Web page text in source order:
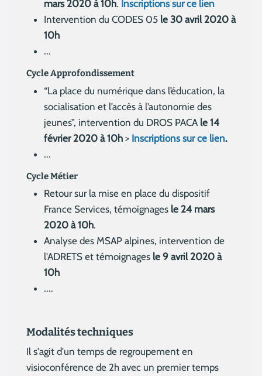
mars 2020 à 10h. Inscriptions sur ce lien
Intervention du CODES 05 le 30 avril 2020 à
10h
...
Cycle Approfondissement
“La place du numérique dans l’éducation, la
socialisation et l’accès à l’autonomie des
jeunes”, intervention du DROS PACA le 14
février 2020 à 10h > Inscriptions sur ce lien.
...
Cycle Métier
Retour sur la mise en place du dispositif
France Services, témoignages le 24 mars
2020 à 10h.
Analyse des MSAP alpines, intervention de
l'ADRETS et témoignages le 9 avril 2020 à
10h
....
Modalités techniques
Il s'agit d'un temps de regroupement en
visioconférence de 2h avec un premier temps